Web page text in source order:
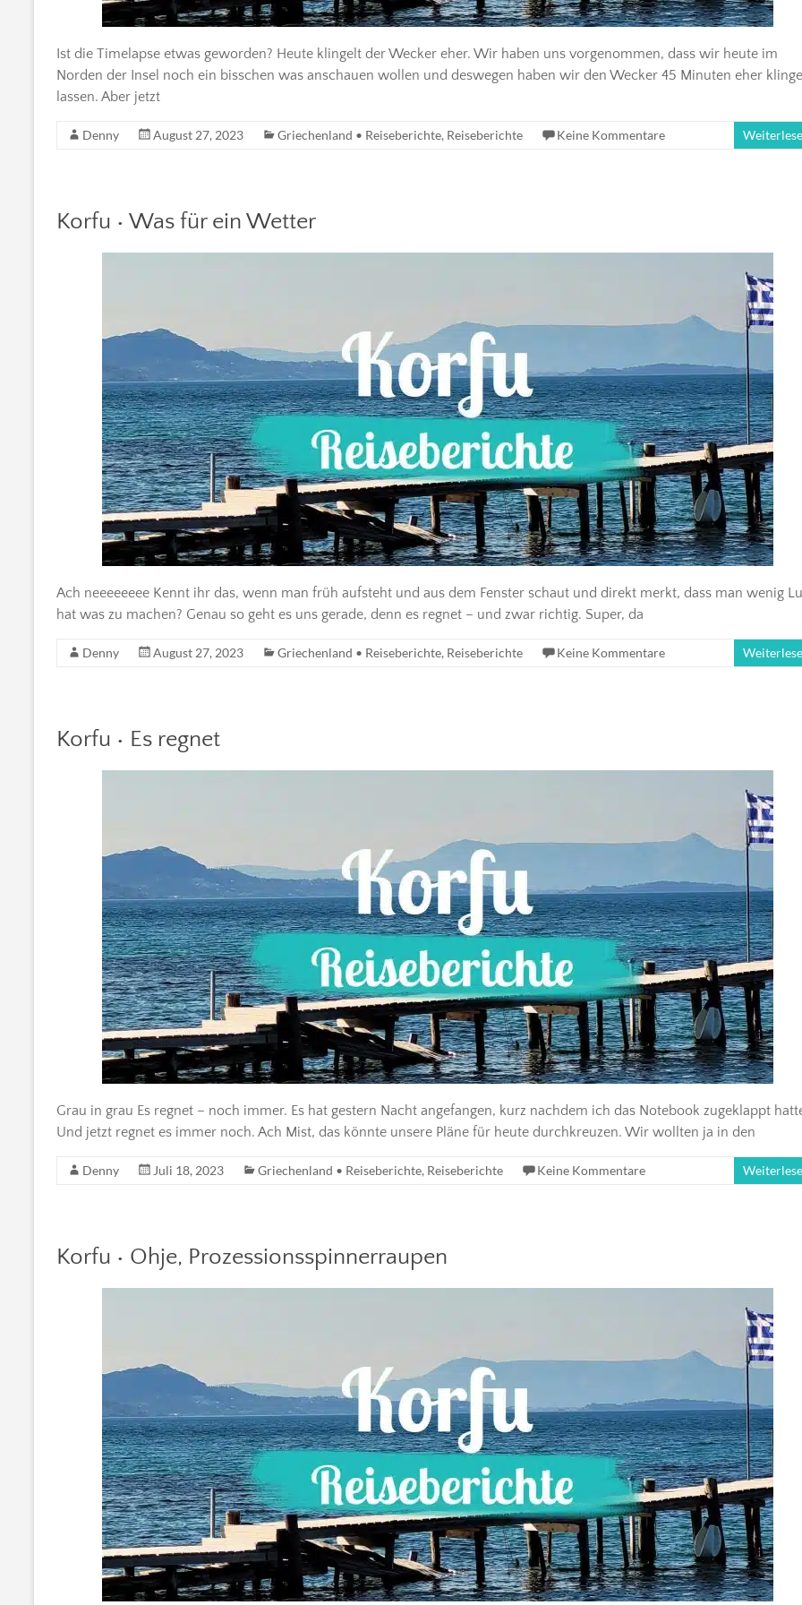
Ist die Timelapse etwas geworden? Heute klingelt der Wecker eher. Wir haben uns vorgenommen, dass wir heute im
Norden der Insel noch ein bisschen was anschauen wollen und deswegen haben wir den Wecker 45 Minuten eher
lassen. Aber jetzt
Denny August 27, 2023 Griechenland • Reiseberichte, Reiseberichte Keine Kommentare
Korfu • Was für ein Wetter
Ach neeeeeeee Kennt ihr das, wenn man früh aufsteht und aus dem Fenster schaut und direkt merkt, dass man wenig
hat was zu machen? Genau so geht es uns gerade, denn es regnet – und zwar richtig. Super, da
Denny August 27, 2023 Griechenland • Reiseberichte, Reiseberichte Keine Kommentare
Korfu • Es regnet
Grau in grau Es regnet – noch immer. Es hat gestern Nacht angefangen, kurz nachdem ich das Notebook zugeklappt
Und jetzt regnet es immer noch. Ach Mist, das könnte unsere Pläne für heute durchkreuzen. Wir wollten ja in den
Denny Juli 18, 2023 Griechenland • Reiseberichte, Reiseberichte Keine Kommentare
Korfu • Ohje, Prozessionsspinnerraupen